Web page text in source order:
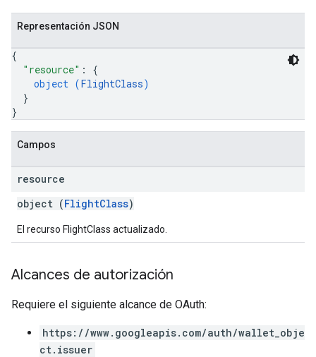
Representación JSON
{
"resource" : {
object (FlightClass)
}
}
Campos
resource
object (FlightClass)
El recurso FlightClass actualizado.
Alcances de autorización
Requiere el siguiente alcance de OAuth:
https://www.googleapis.com/auth/wallet_obje
ct.issuer